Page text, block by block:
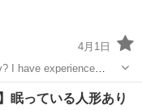
4月1日
I have experience
Ha...
スン
眠っている人形あり